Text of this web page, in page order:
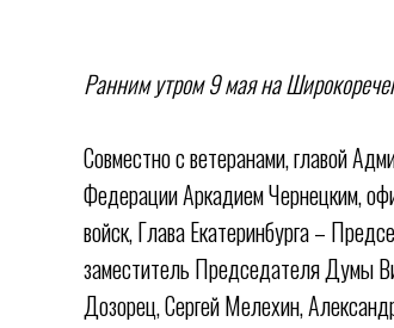
Ранним утром 9 мая на
Совместно с ветеранами, главой
Федерации Аркадием Чернецким,
войск, Глава Екатеринбурга –
заместитель Председателя Думы
Дозорец, Сергей Мелехин,